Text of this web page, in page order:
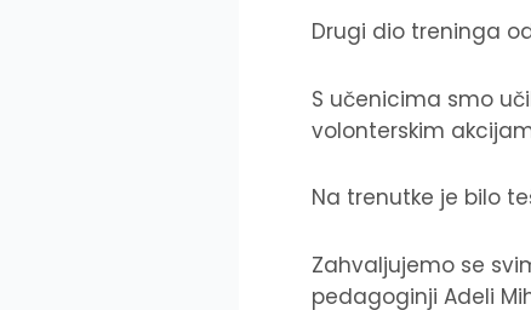
Drugi dio treninga
S učenicima smo
volonterskim
Na trenutke je bilo
Zahvaljujemo se
pedagoginji Adeli